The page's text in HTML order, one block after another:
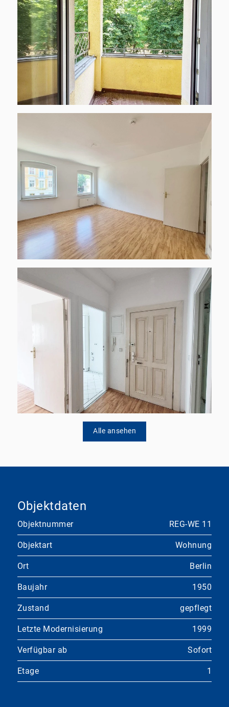
Alle ansehen
Objektdaten
Objektnummer REG-WE 11
Objektart Wohnung
Ort Berlin
Baujahr 1950
Zustand gepflegt
Letzte Modernisierung 1999
Verfügbar ab Sofort
Etage 1